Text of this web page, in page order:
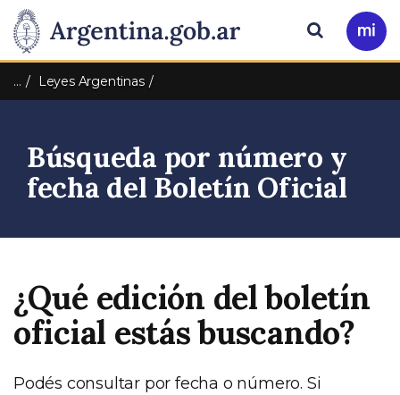
Presidencia
de
Nación
Pasar al contenido principal
Ir
a
Buscar
… Leyes Argentinas
Búsqueda por número y
fecha del Boletín Oficial
¿Qué edición del boletín
oficial estás buscando?
Podés consultar por fecha o número. Si